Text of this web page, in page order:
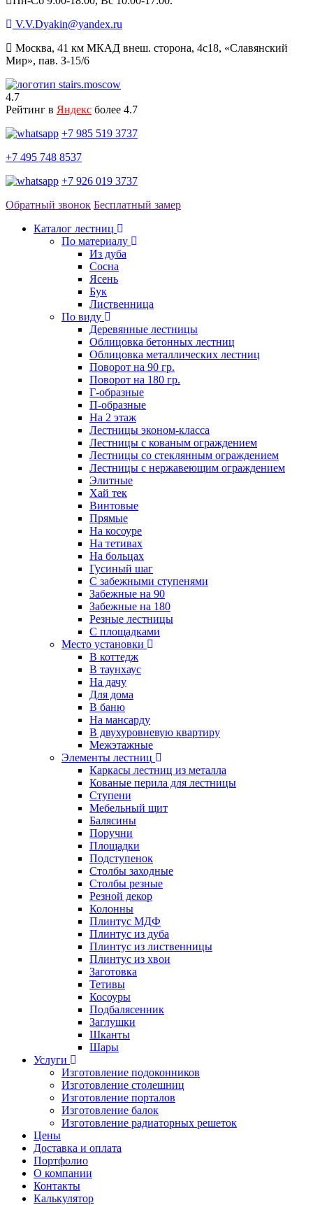
V.V.Dyakin@yandex.ru
Москва, 41 км МКАД внеш. сторона, 4c18, «Славянский
Мир», пав. З-15/6
4.7
Рейтинг в Яндекс более 4.7
+7 985 519 3737
+7 495 748 8537
+7 926 019 3737
Обратный звонок Бесплатный замер
Каталог лестниц
По материалу
Из дуба
Сосна
Ясень
Бук
Лиственница
По виду
Деревянные лестницы
Облицовка бетонных лестниц
Облицовка металлических лестниц
Поворот на 90 гр.
Поворот на 180 гр.
Г-образные
П-образные
На 2 этаж
Лестницы эконом-класса
Лестницы с кованым ограждением
Лестницы со стеклянным ограждением
Лестницы с нержавеющим ограждением
Элитные
Хай тек
Винтовые
Прямые
На косоуре
На тетивах
На больцах
Гусиный шаг
С забежными ступенями
Забежные на 90
Забежные на 180
Резные лестницы
С площадками
Место установки
В коттедж
В таунхаус
На дачу
Для дома
В баню
На мансарду
В двухуровневую квартиру
Межэтажные
Элементы лестниц
Каркасы лестниц из металла
Кованые перила для лестницы
Ступени
Мебельный щит
Балясины
Поручни
Площадки
Подступенок
Столбы заходные
Столбы резные
Резной декор
Колонны
Плинтус МДФ
Плинтус из дуба
Плинтус из лиственницы
Плинтус из хвои
Заготовка
Тетивы
Косоуры
Подбалясенник
Заглушки
Шканты
Шары
Услуги
Изготовление подоконников
Изготовление столешниц
Изготовление порталов
Изготовление балок
Изготовление радиаторных решеток
Цены
Доставка и оплата
Портфолио
О компании
Контакты
Калькулятор